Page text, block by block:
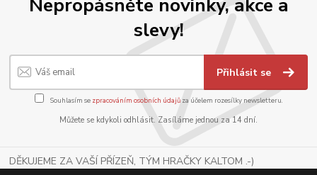
slevy!
Přihlásit se
Souhlasím se zpracováním osobních údajůza účelem rozesílky newsletteru.
Můžete se kdykoli odhlásit. Zasíláme jednou za 14 dní.
DĚKUJEME ZA VAŠÍ PŘÍZEŇ, TÝM HRAČKY KALTOM .-)